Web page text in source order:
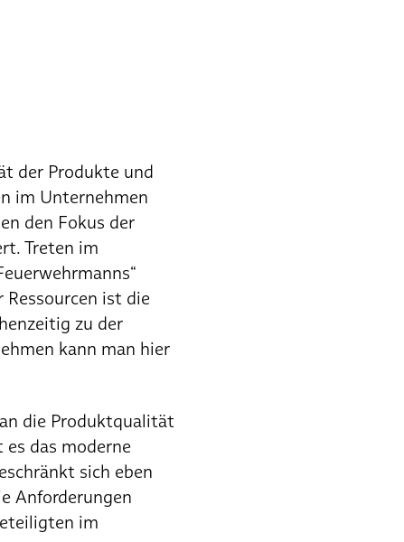
der Produkte und
im Unternehmen
den Fokus der
Treten im
ist die
zu der
kann man hier
die Produktqualität
das moderne
sich eben
Anforderungen
im